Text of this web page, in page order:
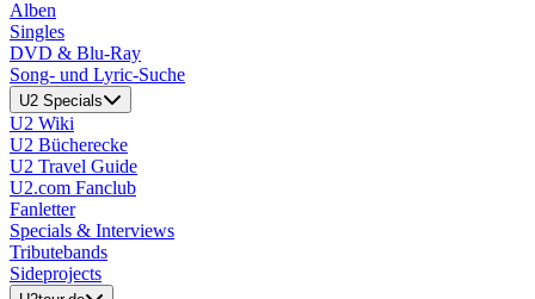
Alben
Singles
DVD & Blu-Ray
Song- und Lyric-Suche
U2 Specials
U2 Wiki
U2 Bücherecke
U2 Travel Guide
U2.com Fanclub
Fanletter
Specials & Interviews
Tributebands
Sideprojects